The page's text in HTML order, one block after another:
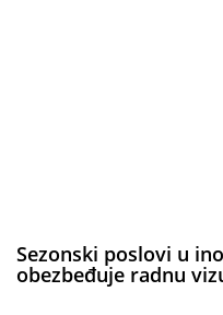
Sezonski poslovi u
obezbeđuje radnu